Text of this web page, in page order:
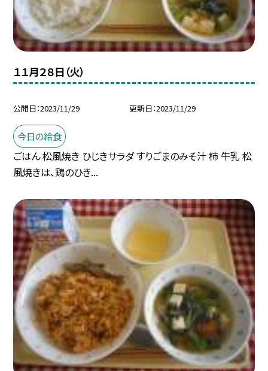
１１月２８日（火）
公開日 2023/11/29 更新日 2023/11/29
今日の給食
ごはん 松風焼き ひじきサラダ すりごまのみそ汁 柿 牛乳 松
風焼きは、鶏のひき...